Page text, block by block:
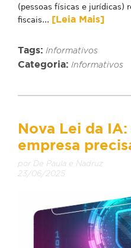
(pessoas físicas e jurídicas)
fiscais... [Leia Mais]
Tags: Informativos
Categoria: Informativos
Nova Lei da IA:
empresa
por De Paula e Nadruz
23/06/2025